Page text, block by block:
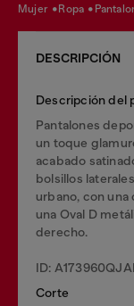
mujer ropa
DESCRIPCIÓN
Descripción del
Pantalones
un toque
acabado
bolsillos
urbano, con
una Oval D
derecho.
ID:
Corte